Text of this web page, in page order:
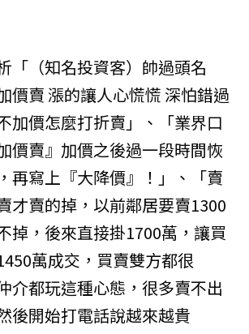
「（知名投資客）帥過頭名
價賣 漲的讓人心慌慌 深怕錯過
加價怎麼打折賣」、「業界口
價賣』加價之後過一段時間恢
再寫上『大降價』！」、「賣
才賣的掉，以前鄰居要賣1300
掉，後來直接掛1700萬，讓買
萬成交，買賣雙方都很
介都玩這種心態，很多賣不出
後開始打電話說越來越貴